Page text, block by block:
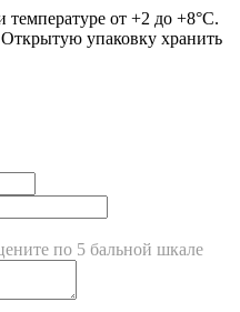
температуре от +2 до +8°C.
упаковку хранить
по 5 бальной шкале